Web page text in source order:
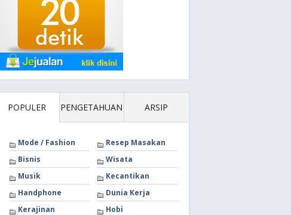
POPULER PENGETAHUAN ARSIP
Mode / Fashion
Resep Masakan
Bisnis
Wisata
Musik
Kecantikan
Handphone
Dunia Kerja
Kerajinan
Hobi